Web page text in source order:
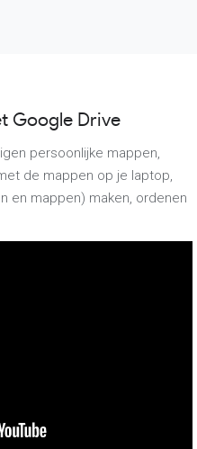
Google Drive
persoonlijke mappen,
de mappen op je laptop,
en mappen) maken, ordenen